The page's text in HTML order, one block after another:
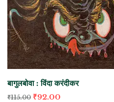
बागुलबोवा : विंदा करंदीकर
₹115.00 ₹92.00